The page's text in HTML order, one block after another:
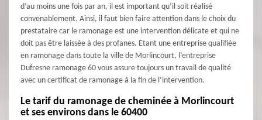
d’au moins une fois par an, il est important qu’il soit réalisé
convenablement. Ainsi, il faut bien faire attention dans le choix du
prestataire car le ramonage est une intervention délicate et qui ne
doit pas être laissée à des profanes. Etant une entreprise qualifiée
en ramonage dans toute la ville de Morlincourt, l’entreprise
Dufresne ramonage 60 vous assure toujours un travail de qualité
avec un certificat de ramonage à la fin de l’intervention.
Le tarif du ramonage de cheminée à Morlincourt
et ses environs dans le 60400